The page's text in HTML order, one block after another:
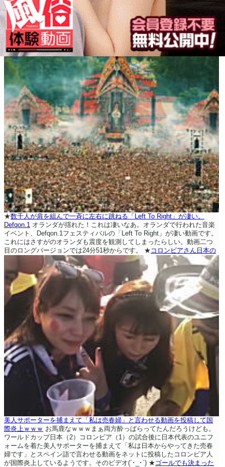
★数千人が肩を組んで一斉に左右に跳ねる「Left To Right」が凄い。
Defqon.1 オランダが揺れた！これは凄いなあ。オランダで行われた音楽
イベント、Defqon.1フェスティバルの「Left To Right」が凄い動画です。
これにはさすがのオランダも震度を観測してしまったらしい。動画二つ
目のロングバージョンでは24分51秒からです。
★ コロンビアさん日本の
美人サポーターを捕まえて「私は売春婦」と言わせる動画を投稿して国
際炎上ｗｗｗ お馬鹿なｗｗｗまぁ両方酔っぱらってたんだろうけども。
ワールドカップ日本（2）コロンビア（1）の試合後に日本代表のユニフ
ォームを着た美人サポーターを捕まえて「私は日本からやってきた売春
婦です」とスペイン語で言わせる動画をネットに投稿したコロンビア人
が国際炎上しているようです。そのビデオ(´･_･`) ★ ゴールでも決まった